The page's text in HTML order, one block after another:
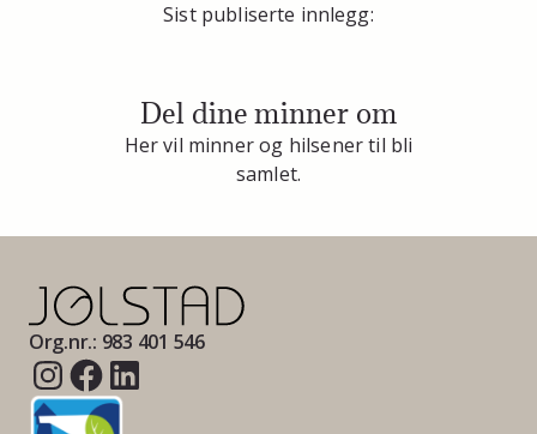
Sist publiserte innlegg:
Del dine minner om
Her vil minner og hilsener til bli
samlet.
Org.nr.: 983 401 546